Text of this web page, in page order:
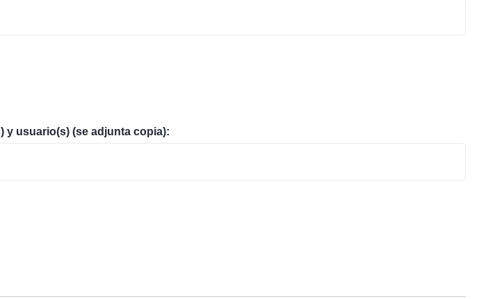
y usuario(s) (se adjunta copia):